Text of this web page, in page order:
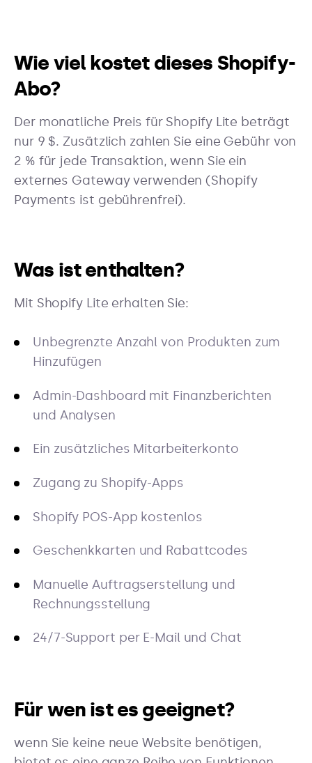
Wie viel kostet dieses Shopify-
Abo?
Der monatliche Preis für Shopify Lite beträgt
nur 9 $. Zusätzlich zahlen Sie eine Gebühr von
2 % für jede Transaktion, wenn Sie ein
externes Gateway verwenden (Shopify
Payments ist gebührenfrei).
Was ist enthalten?
Mit Shopify Lite erhalten Sie:
Unbegrenzte Anzahl von Produkten zum
Hinzufügen
Admin-Dashboard mit Finanzberichten
und Analysen
Ein zusätzliches Mitarbeiterkonto
Zugang zu Shopify-Apps
Shopify POS-App kostenlos
Geschenkkarten und Rabattcodes
Manuelle Auftragserstellung und
Rechnungsstellung
24/7-Support per E-Mail und Chat
Für wen ist es geeignet?
wenn Sie keine neue Website benötigen,